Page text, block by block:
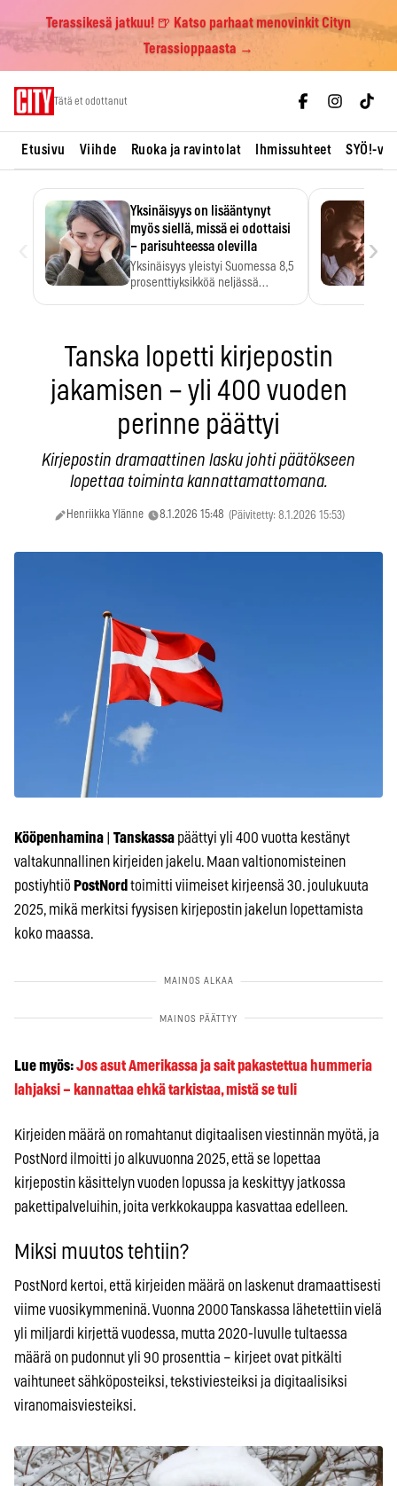
Terassikesä jatkuu! 🍺 Katso parhaat menovinkit Cityn
Terassioppaasta →
Tätä et odottanut
Etusivu Viihde Ruoka ja ravintolat Ihmissuhteet SYÖ!-
Yksinäisyys on lisääntynyt
myös siellä, missä ei odottaisi
– parisuhteessa olevilla
Yksinäisyys yleistyi Suomessa 8,5
prosenttiyksikköä neljässä
›
Tanska lopetti kirjepostin
jakamisen – yli 400 vuoden
perinne päättyi
Kirjepostin dramaattinen lasku johti päätökseen
lopettaa toiminta kannattamattomana.
Henriikka Ylänne 8.1.2026 15:48 (Päivitetty: 8.1.2026 15:53)
Kööpenhamina Tanskassa päättyi yli 400 vuotta kestänyt
valtakunnallinen kirjeiden jakelu. Maan valtionomisteinen
postiyhtiö PostNord toimitti viimeiset kirjeensä 30. joulukuuta
2025, mikä merkitsi fyysisen kirjepostin jakelun lopettamista
koko maassa.
Lue myös:Jos asut Amerikassa ja sait pakastettua hummeria
lahjaksi – kannattaa ehkä tarkistaa, mistä se tuli
Kirjeiden määrä on romahtanut digitaalisen viestinnän myötä, ja
PostNord ilmoitti jo alkuvuonna 2025, että se lopettaa
kirjepostin käsittelyn vuoden lopussa ja keskittyy jatkossa
pakettipalveluihin, joita verkkokauppa kasvattaa edelleen.
Miksi muutos tehtiin?
PostNord kertoi, että kirjeiden määrä on laskenut dramaattisesti
viime vuosikymmeninä. Vuonna 2000 Tanskassa lähetettiin vielä
yli miljardi kirjettä vuodessa, mutta 2020-luvulle tultaessa
määrä on pudonnut yli 90 prosenttia – kirjeet ovat pitkälti
vaihtuneet sähköposteiksi, tekstiviesteiksi ja digitaalisiksi
viranomaisviesteiksi.